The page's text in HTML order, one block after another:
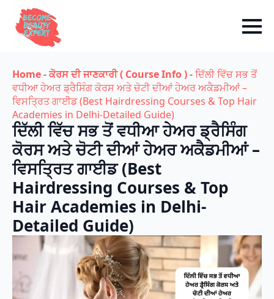
Home-ਕੋਰਸ ਦੀ ਜਾਣਕਾਰੀ ( Course Info )-ਦਿੱਲੀ ਵਿੱਚ ਸਭ ਤੋਂ
ਵਧੀਆ ਹੇਅਰ ਡ੍ਰੈਸਿੰਗ ਕੋਰਸ ਅਤੇ ਚੋਟੀ ਦੀਆਂ ਹੇਅਰ ਅਕੈਡਮੀਆਂ –
ਵਿਸਤ੍ਰਿਤ ਗਾਈਡ (Best Hairdressing Courses & Top Hair
Academies in Delhi-Detailed Guide)
ਦਿੱਲੀ ਵਿੱਚ ਸਭ ਤੋਂ ਵਧੀਆ ਹੇਅਰ ਡ੍ਰੈਸਿੰਗ
ਕੋਰਸ ਅਤੇ ਚੋਟੀ ਦੀਆਂ ਹੇਅਰ ਅਕੈਡਮੀਆਂ –
ਵਿਸਤ੍ਰਿਤ ਗਾਈਡ (Best
Hairdressing Courses & Top
Hair Academies in Delhi-
Detailed Guide)